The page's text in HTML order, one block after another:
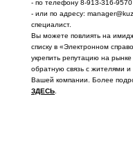
- по телефону 8-913-316-9570
- или по адресу:
специалист.
Вы можете повлиять на
списку в «Электронном
укрепить репутацию на
обратную связь с жителями и
Вашей компании. Более
ЗДЕСЬ